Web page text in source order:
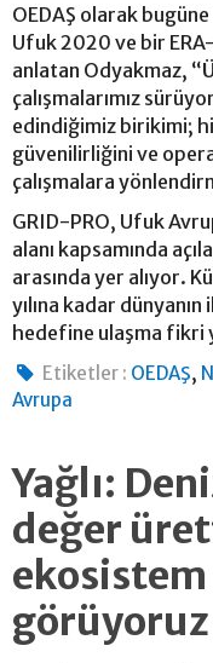
OEDAŞ olarak
Ufuk 2020 ve bir
anlatan Odyakmaz,
çalışmalarımız
edindiğimiz birikimi;
güvenilirliğini ve
çalışmalara
GRID-PRO, Ufuk
alanı kapsamında
arasında yer alıyor.
yılına kadar
hedefine ulaşma fikri
Etiketler : OEDAŞ,
Avrupa
Yağlı:
değer
görüyoruz